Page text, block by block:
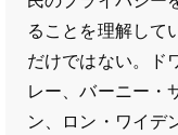
ることを理解して
だけではない。ド
レー、バーニー・
ン、ロン・ワイデ